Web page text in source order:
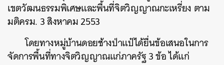
เขตวัฒนธรรมพิเศษและพื้นที่จิตวิญญาณกะเหรี่ยง ตาม
มติครม. 3 สิงหาคม 2553
โดยทางหมู่บ้านดอยช้างป่าแป๋ได้ยื่นข้อเสนอในการ
จัดการพื้นที่ทางจิตวิญญาณแก่ภาครัฐ 3 ข้อ ได้แก่